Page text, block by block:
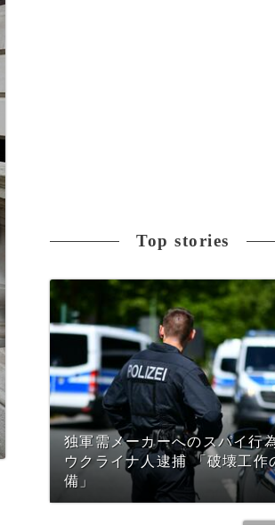
Top stories
独軍需メーカーへのスパイ行
ウクライナ人逮捕 「破壊工作
備」